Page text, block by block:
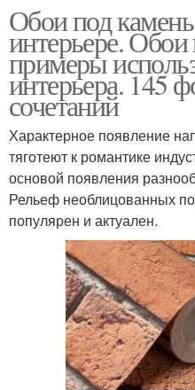
Обои под
интерьере.
примеры
интерьера. 145
сочетаний
Характерное появление
тяготеют к романтике
основой появления
Рельеф необлицованных
популярен и актуален.